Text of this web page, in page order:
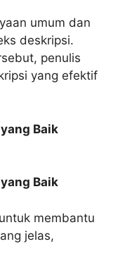
umum dan
deskripsi.
penulis
yang efektif
Baik
Baik
membantu
jelas,